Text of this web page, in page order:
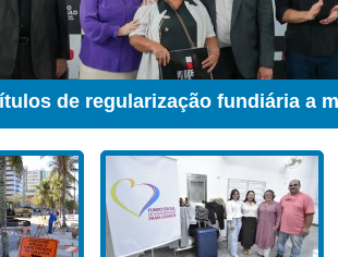
de Estimulação Sensorial